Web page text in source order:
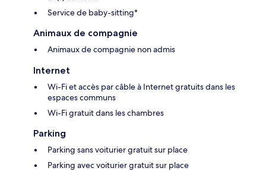
Service de baby-sitting*
Animaux de compagnie
Animaux de compagnie non admis
Internet
Wi-Fi et accès par câble à Internet gratuits dans les
espaces communs
Wi-Fi gratuit dans les chambres
Parking
Parking sans voiturier gratuit sur place
Parking avec voiturier gratuit sur place